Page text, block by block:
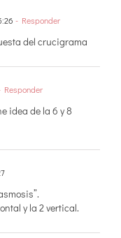
- Responder
del crucigrama
Responder
idea de la 6 y 8
y la 2 vertical.